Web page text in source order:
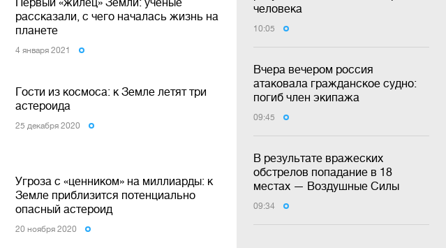
человека
10:05
Вчера вечером россия
атаковала гражданское судно:
погиб член экипажа
09:45
В результате вражеских
обстрелов попадание в 18
местах — Воздушные Силы
09:34
рассказали, с чего началась жизнь на
планете
4 января 2021
Гости из космоса: к Земле летят три
астероида
25 декабря 2020
Угроза с «ценником» на миллиарды: к
Земле приблизится потенциально
опасный астероид
20 ноября 2020